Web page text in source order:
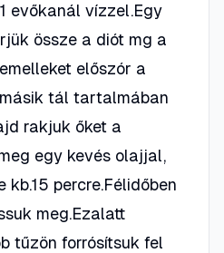
evőkanál vízzel.Egy
össze a diót mg a
előszór a
tál tartalmában
rakjuk őket a
egy kevés olajjal,
kb.15 percre.Félidőben
meg.Ezalatt
tűzön forrósítsuk fel